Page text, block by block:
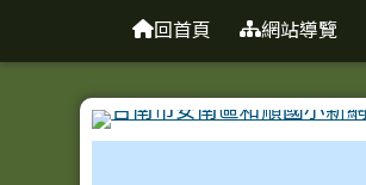
台南市和順國小
回首頁 網站導覽